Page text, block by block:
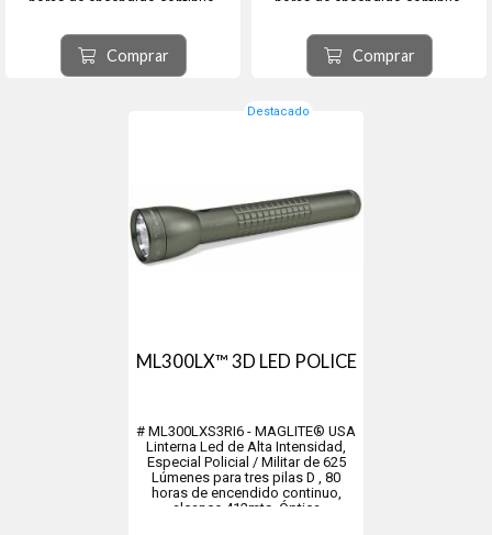
Balanceada y cuerpo en aluminio
anodizado resistente a la
Corrosión - Medidas 298.45 mm de
largo, 38.1 mm de diámetro...
Comprar
Balanceada y cuerpo en aluminio
anodizado resistente a la
Corrosión - Medidas 298.45 mm de
largo, 38.1 mm de diámetro...
Comprar
Destacado
ML300LX™ 3D LED POLICE
# ML300LXS3RI6 - MAGLITE® USA
Linterna Led de Alta Intensidad,
Especial Policial / Militar de 625
Lúmenes para tres pilas D , 80
horas de encendido continuo,
alcance 412mts. Óptica